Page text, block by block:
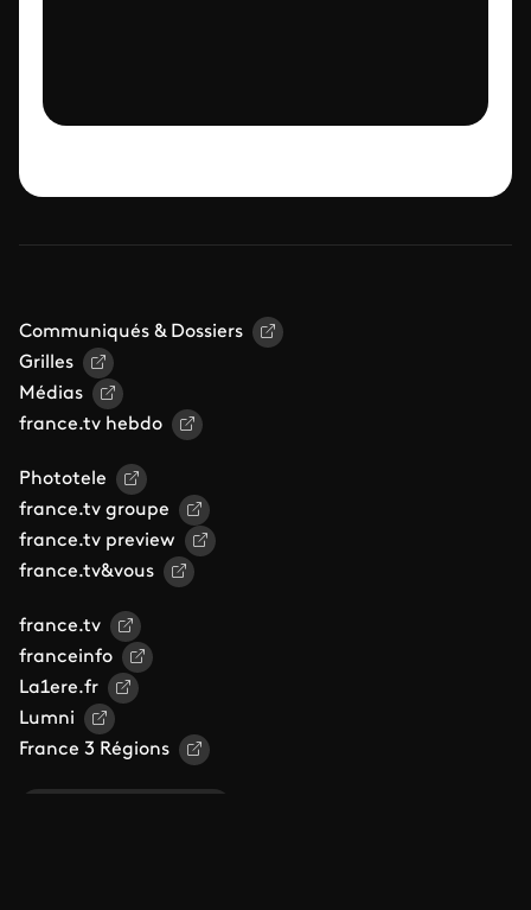
Communiqués & Dossiers
Grilles
Médias
france.tv hebdo
Phototele
france.tv groupe
france.tv preview
france.tv&vous
france.tv
franceinfo
La1ere.fr
Lumni
France 3 Régions